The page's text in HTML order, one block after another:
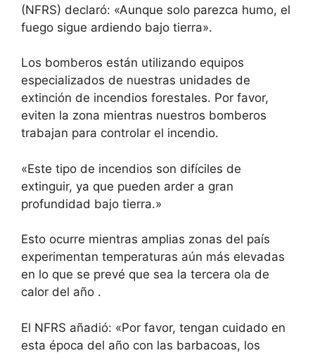
(NFRS) declaró: «Aunque solo parezca humo, el
fuego sigue ardiendo bajo tierra».
Los bomberos están utilizando equipos
especializados de nuestras unidades de
extinción de incendios forestales. Por favor,
eviten la zona mientras nuestros bomberos
trabajan para controlar el incendio.
«Este tipo de incendios son difíciles de
extinguir, ya que pueden arder a gran
profundidad bajo tierra.»
Esto ocurre mientras amplias zonas del país
experimentan temperaturas aún más elevadas
en lo que se prevé que sea la tercera ola de
calor del año .
El NFRS añadió: «Por favor, tengan cuidado en
esta época del año con las barbacoas, los